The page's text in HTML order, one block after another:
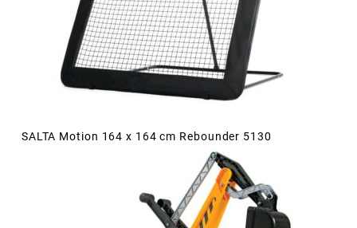
SALTA Motion 164 x 164 cm Rebounder 5130